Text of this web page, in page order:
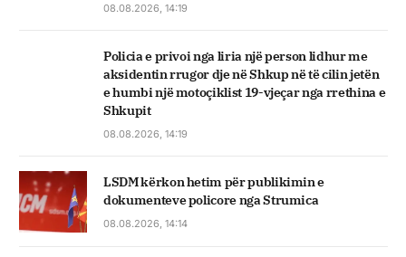
08.08.2026, 14:19
Policia e privoi nga liria një person lidhur me
aksidentin rrugor dje në Shkup në të cilin jetën
e humbi një motoçiklist 19-vjeçar nga rrethina e
Shkupit
08.08.2026, 14:19
LSDM kërkon hetim për publikimin e
dokumenteve policore nga Strumica
08.08.2026, 14:14